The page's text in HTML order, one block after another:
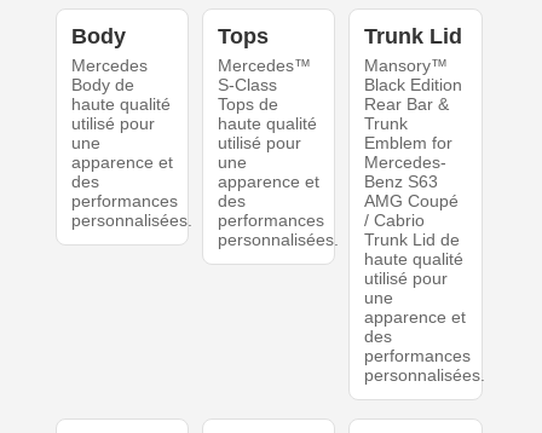
Body
Mercedes
Body de
haute qualité
utilisé pour
une
apparence et
des
performances
personnalisées.
Tops
Mercedes™
S-Class
Tops de
haute qualité
utilisé pour
une
apparence et
des
performances
personnalisées.
Trunk Lid
Mansory™
Black Edition
Rear Bar &
Trunk
Emblem for
Mercedes-
Benz S63
AMG Coupé
/ Cabrio
Trunk Lid de
haute qualité
utilisé pour
une
apparence et
des
performances
personnalisées.